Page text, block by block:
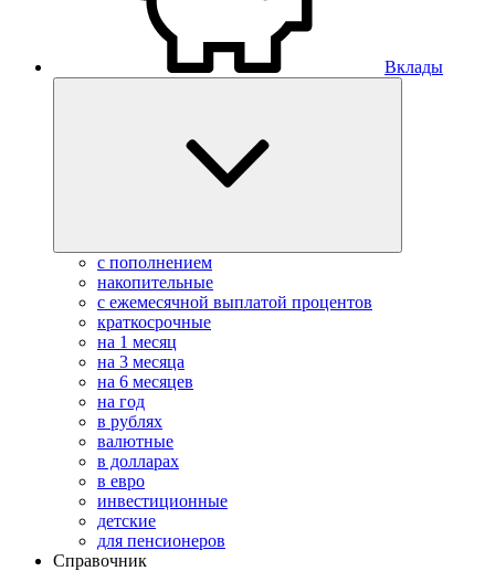
Вклады
с пополнением
накопительные
с ежемесячной выплатой процентов
краткосрочные
на 1 месяц
на 3 месяца
на 6 месяцев
на год
в рублях
валютные
в долларах
в евро
инвестиционные
детские
для пенсионеров
Справочник